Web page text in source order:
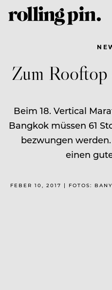
Zum
Beim 18. Vertical
Bangkok müssen 61
bezwungen
einen
FEBER 10, 2017 | FOTOS: